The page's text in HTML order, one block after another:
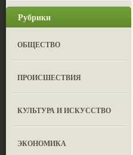
Рубрики
ОБЩЕСТВО
ПРОИСШЕСТВИЯ
КУЛЬТУРА И ИСКУССТВО
ЭКОНОМИКА